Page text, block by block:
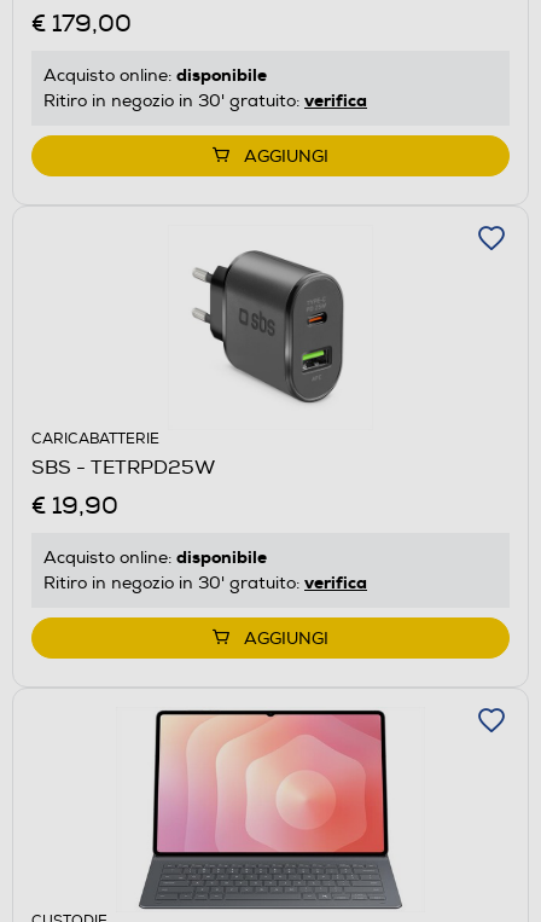
€ 179,00
Acquisto online: disponibile
Ritiro in negozio in 30' gratuito: verifica
AGGIUNGI
CARICABATTERIE
SBS - TETRPD25W
€ 19,90
Acquisto online: disponibile
Ritiro in negozio in 30' gratuito: verifica
AGGIUNGI